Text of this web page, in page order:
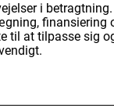
i betragtning.
finansiering
til at tilpasse sig